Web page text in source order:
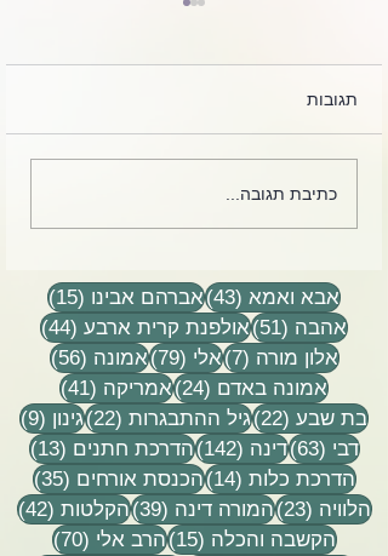
לקט מכתבים, הקלטות
תגובות
כתיבת תגובה...
אבא ואמא (43) 43 פוסטים
אברהם אבינו (15)
15 פוסטים
אהבה (51) 51 פוסטים
אולפנת קרית ארבע (44)
44 פוסטים
אלון מורה (7) 7 פוסטיםאלי (79) 79 פוסטים
אמונה (56)
56 פוסטים
אמונה באדם (24) 24 פוסטים
אמריקה (41)
41 פוסטים
בת שבע (22) 22 פוסטים
גיל ההתבגרות (22) 22 פוסטים
גינון (9)
9 פוסטים
דבי (63) 63 פוסטים
דינה (142) 142 פוסטים
הדרכת חתנים (13)
13 פוסטים
הדרכת כלות (14) 14 פוסטים
הכנסת אורחים (35)
35 פוסטים
הלוויה (23) 23 פוסטים
המורה דינה (39) 39 פוסטים
הקלטות (42)
42
הקשבה והכלה (15) 15 פוסטים
הרב אלי (70)
70 פוסטים